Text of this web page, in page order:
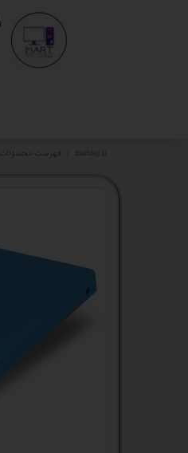
martday.ir فهرست محصولات